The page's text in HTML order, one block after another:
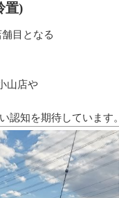
置)
目となる
山店や
認知を期待しています。